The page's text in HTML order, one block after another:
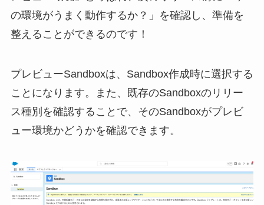
の環境がうまく動作するか？」を確認し、準備を
整えることができるのです！
プレビューSandboxは、Sandbox作成時に選択する
ことになります。また、既存のSandboxのリリー
ス種別を確認することで、そのSandboxがプレビ
ュー環境かどうかを確認できます。